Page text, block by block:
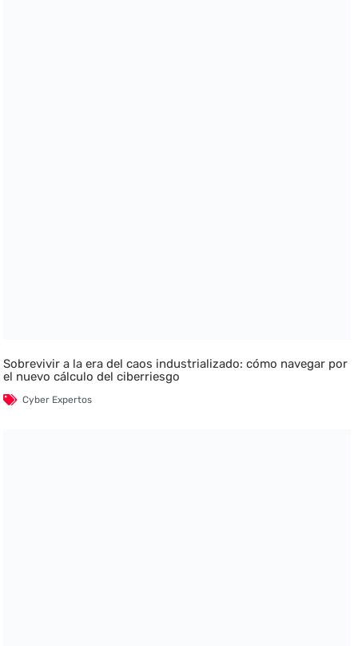
Sobrevivir a la era del caos industrializado: cómo navegar por
el nuevo cálculo del ciberriesgo
Cyber Expertos